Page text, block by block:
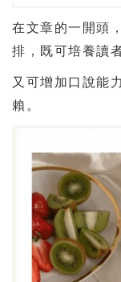
在文章的一開頭
排，既可培養讀
又可增加口說能
賴。